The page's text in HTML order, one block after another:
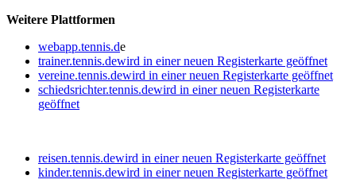
Weitere Plattformen
webapp.tennis.de
trainer.tennis.dewird in einer neuen Registerkarte geöffnet
vereine.tennis.dewird in einer neuen Registerkarte geöffnet
schiedsrichter.tennis.dewird in einer neuen Registerkarte
geöffnet
reisen.tennis.dewird in einer neuen Registerkarte geöffnet
kinder.tennis.dewird in einer neuen Registerkarte geöffnet